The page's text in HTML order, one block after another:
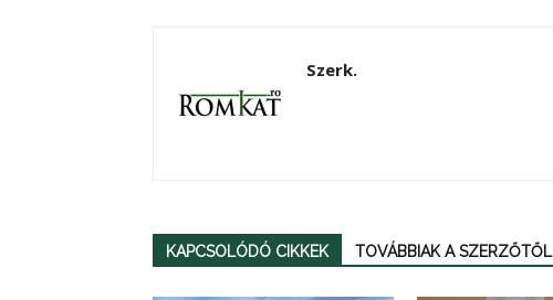
Szerk.
KAPCSOLÓDÓ CIKKEK TOVÁBBIAK A SZERZŐTŐL